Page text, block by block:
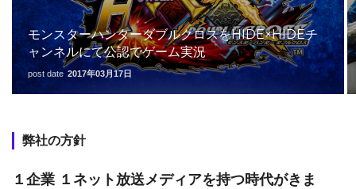
モンスターハンターダブルクロスをHIDE×HIDEチ
ャンネルにて公認でゲーム実況
post date 2017年03月17日
弊社の方針
１企業 １ネット放送メディアを持つ時代がきま